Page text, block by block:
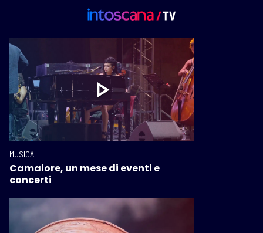
MUSICA
Camaiore, un mese di eventi e
concerti